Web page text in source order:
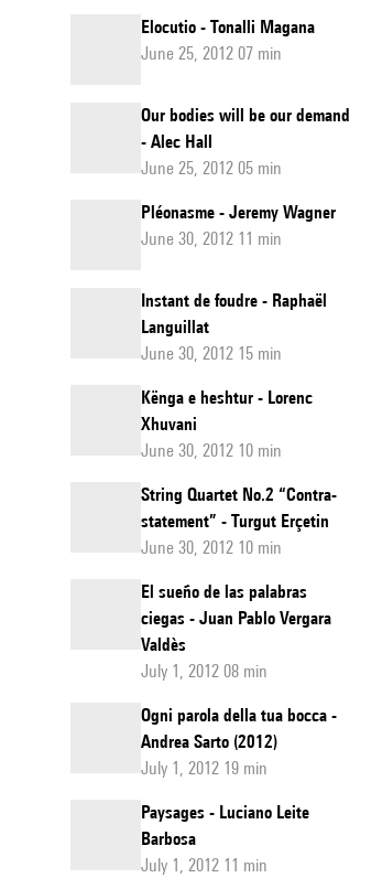
Elocutio - Tonalli Magana
June 25, 2012 07 min
Our bodies will be our demand
- Alec Hall
June 25, 2012 05 min
Pléonasme - Jeremy Wagner
June 30, 2012 11 min
Instant de foudre - Raphaël
Languillat
June 30, 2012 15 min
Kënga e heshtur - Lorenc
Xhuvani
June 30, 2012 10 min
String Quartet No.2 “Contra-
statement” - Turgut Erçetin
June 30, 2012 10 min
El sueño de las palabras
ciegas - Juan Pablo Vergara
Valdès
July 1, 2012 08 min
Ogni parola della tua bocca -
Andrea Sarto (2012)
July 1, 2012 19 min
Paysages - Luciano Leite
Barbosa
July 1, 2012 11 min